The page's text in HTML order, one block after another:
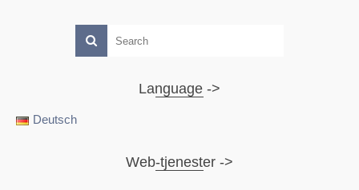
Language ->
Deutsch
Web-tjenester ->